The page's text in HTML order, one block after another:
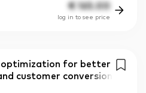
€ 165.00
log in to see price
optimization for better
customer conversion